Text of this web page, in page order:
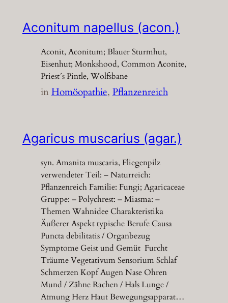
Aconitum napellus (acon.)
Aconit, Aconitum; Blauer Sturmhut,
Eisenhut; Monkshood, Common Aconite,
Priest´s Pintle, Wolfsbane
inHomöopathie, Pflanzenreich
Agaricus muscarius (agar.)
syn. Amanita muscaria, Fliegenpilz
verwendeter Teil: – Naturreich:
Pflanzenreich Familie: Fungi; Agaricaceae
Gruppe: – Polychrest: – Miasma: –
Themen Wahnidee Charakteristika
Äußerer Aspekt typische Berufe Causa
Puncta debilitatis / Organbezug
Symptome Geist und Gemüt Furcht
Träume Vegetativum Sensorium Schlaf
Schmerzen Kopf Augen Nase Ohren
Mund / Zähne Rachen / Hals Lunge /
Atmung Herz Haut Bewegungsapparat…